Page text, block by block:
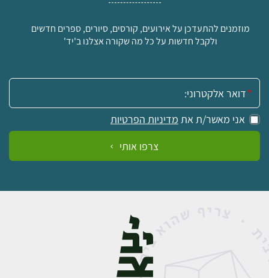
מוזמנים להתעדכן על אירועים, קורסים, סיורים, ספרים חדשים
ולקבל חדשות על כל מה שקורה אצלנו ב'יד'
אימייל:
אני מאשר/ת את מדיניות הפרטיות
צרפו אותי